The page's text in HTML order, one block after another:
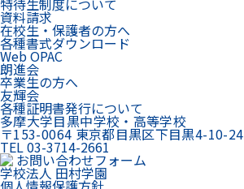
特待生制度について
資料請求
在校生・保護者の方へ
各種書式ダウンロード
Web OPAC
朗進会
卒業生の方へ
友輝会
各種証明書発行について
多摩大学目黒中学校・高等学校
〒153-0064 東京都目黒区下目黒4-10-24
TEL 03-3714-2661
お問い合わせフォーム
学校法人 田村学園